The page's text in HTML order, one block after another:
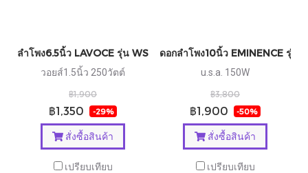
ลำโพง6.5นิ้ว LAVOCE รุ่น WSF061.52
วอยส์1.5นิ้ว 250วัตต์
฿1,900
฿1,350 -29%
สั่งซื้อสินค้า
เปรียบเทียบ
ดอกลำโพง10นิ้ว EMINENCE รุ่น
u.s.a. 150W
฿3,800
฿1,900 -50%
สั่งซื้อสินค้า
เปรียบเทียบ